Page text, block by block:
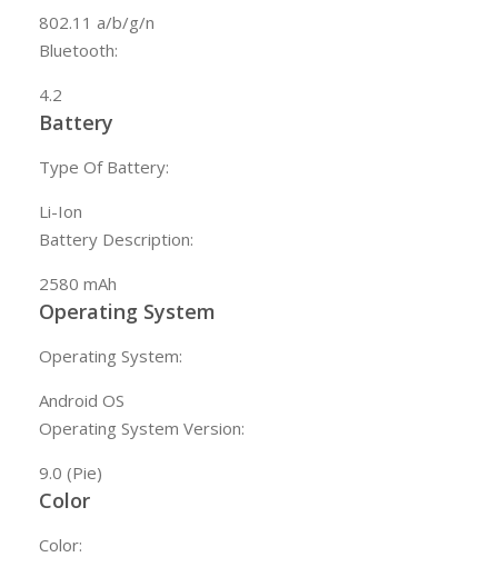
802.11 a/b/g/n
Bluetooth:
4.2
Battery
Type Of Battery:
Li-Ion
Battery Description:
2580 mAh
Operating System
Operating System:
Android OS
Operating System Version:
9.0 (Pie)
Color
Color: